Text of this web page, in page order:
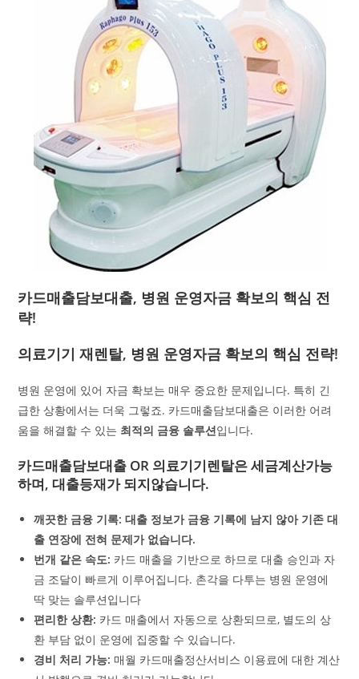
카드매출담보대출, 병원 운영자금 확보의 핵심 전
략!
의료기기 재렌탈, 병원 운영자금 확보의 핵심 전략!
병원 운영에 있어 자금 확보는 매우 중요한 문제입니다. 특히 긴
급한 상황에서는 더욱 그렇죠. 카드매출담보대출은 이러한 어려
움을 해결할 수 있는 최적의 금융 솔루션입니다.
카드매출담보대출 OR 의료기기렌탈은 세금계산가능
하며, 대출등재가 되지않습니다.
깨끗한 금융 기록: 대출 정보가 금융 기록에 남지 않아 기존 대
출 연장에 전혀 문제가 없습니다.
번개 같은 속도: 카드 매출을 기반으로 하므로 대출 승인과 자
금 조달이 빠르게 이루어집니다. 촌각을 다투는 병원 운영에
딱 맞는 솔루션입니다
편리한 상환: 카드 매출에서 자동으로 상환되므로, 별도의 상
환 부담 없이 운영에 집중할 수 있습니다.
경비 처리 가능: 매월 카드매출정산서비스 이용료에 대한 계산